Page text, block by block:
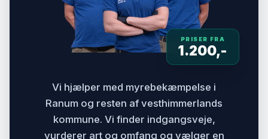
PRISER FRA
1.200,-
Vi hjælper med myrebekæmpelse i
Ranum og resten af vesthimmerlands
kommune. Vi finder indgangsveje,
vurderer art og omfang og vælger en